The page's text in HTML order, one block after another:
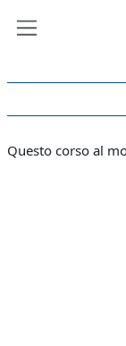
Questo corso al